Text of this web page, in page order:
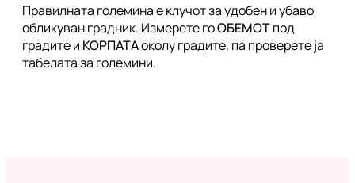
Правилната големина е клучот за удобен и убаво
обликуван градник. Измерете гоОБЕМОТпод
градите и КОРПАТАоколу градите, па проверете ја
табелата за големини.